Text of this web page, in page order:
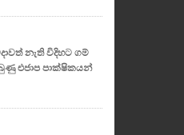
නැති විදිහට ගම්
එජාප පාක්ෂිකයන්